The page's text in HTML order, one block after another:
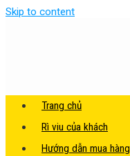
Skip to content
Trang chủ
Rì viu của khách
Hướng dẫn mua hàng